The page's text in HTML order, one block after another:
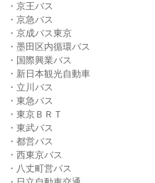
・京王バス
・京急バス
・京成バス東京
・墨田区内循環バス
・国際興業バス
・新日本観光自動車
・立川バス
・東急バス
・東京ＢＲＴ
・東武バス
・都営バス
・西東京バス
・八丈町営バス